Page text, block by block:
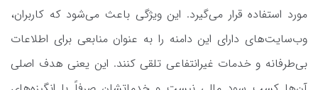
مورد استفاده قرار می‌گیرد. این ویژگی باعث می‌شود که کاربران،
وب‌سایت‌های دارای این دامنه را به عنوان منابعی برای اطلاعات
بی‌طرفانه و خدمات غیرانتفاعی تلقی کنند. این یعنی هدف اصلی